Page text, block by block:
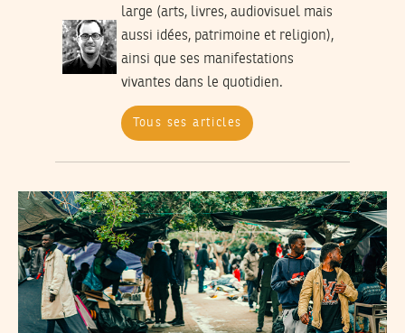
large (arts, livres, audiovisuel mais
aussi idées, patrimoine et religion),
ainsi que ses manifestations
vivantes dans le quotidien.
Tous ses articles